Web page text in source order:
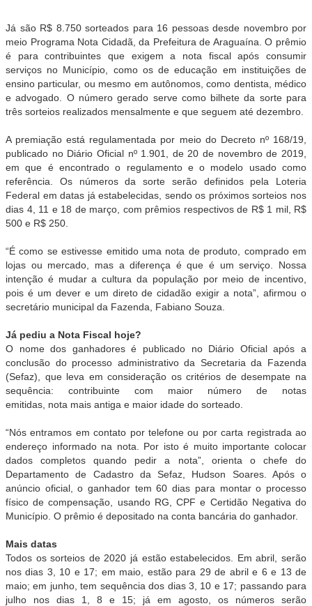
Já são R$ 8.750 sorteados para 16 pessoas desde novembro por
meio Programa Nota Cidadã , da Prefeitura de Araguaína. O prêmio
é para contribuintes que exigem a nota fiscal após consumir
serviços no Município, como os de educação em instituições de
ensino particular, ou mesmo em autônomos, como dentista, médico
e advogado. O número gerado serve como bilhete da sorte para
três sorteios realizados mensalmente e que seguem até dezembro.
A premiação está regulamentada por meio do Decreto nº 168/19,
publicado no Diário Oficial nº 1.901, de 20 de novembro de 2019,
em que é encontrado o regulamento e o modelo usado como
referência. Os números da sorte serão definidos pela Loteria
Federal em datas já estabelecidas, sendo os próximos sorteios nos
dias 4, 11 e 18 de março, com prêmios respectivos de R$ 1 mil, R$
500 e R$ 250.
“É como se estivesse emitido uma nota de produto, comprado em
lojas ou mercado, mas a diferença é que é um serviço. Nossa
intenção é mudar a cultura da população por meio de incentivo,
pois é um dever e um direto decidadão exigir a nota”, afirmou o
secretário municipal da Fazenda, Fabiano Souza.
Já pediu a Nota Fiscal hoje?
O nome dos ganhadores é publicado no Diário Oficial após a
conclusão do processo administrativo da Secretaria da Fazenda
(Sefaz), que leva em consideração os critérios de desempate na
sequência: contribuinte com maior número de notas
emitidas, nota mais antiga e maior idade do sorteado.
“Nós entramos em contato por telefone ou por carta registrada ao
endereço informado na nota . Por isto é muito importante colocar
dados completos quando pedir a nota”, orienta o chefe do
Departamento de Cadastro da Sefaz, Hudson Soares. Após o
anúncio oficial, o ganhador tem 60 dias para montar o processo
físico de compensação, usando RG, CPF e Certidão Negativa do
Município. O prêmio é depositado na conta bancária do ganhador.
Mais datas
Todos os sorteios de 2020 já estão estabelecidos. Em abril, serão
nos dias 3, 10 e 17; em maio, estão para 29 de abril e 6 e 13 de
maio; em junho, tem sequência dos dias 3, 10 e 17; passando para
julho nos dias 1, 8 e 15; já em agosto, os números serão